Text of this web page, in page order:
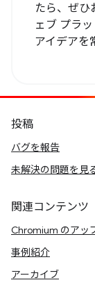
たら、ぜひ
ェブ プラ
アイデアを
投稿
バグを報告
未解決の問題を見
関連コンテンツ
Chromium のアッ
事例紹介
アーカイブ